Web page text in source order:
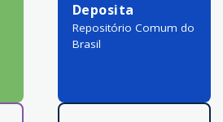
Deposita
Repositório Comum do
Brasil